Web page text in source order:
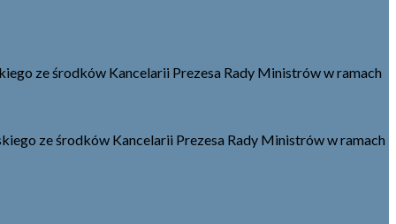
ze środków Kancelarii Prezesa Rady Ministrów w ramach
ze środków Kancelarii Prezesa Rady Ministrów w ramach